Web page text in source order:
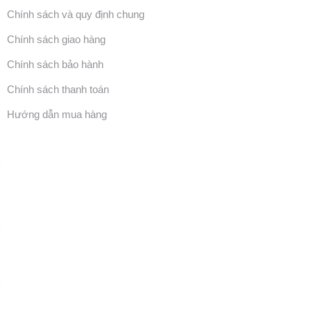
Chính sách và quy định chung
Chính sách giao hàng
Chính sách bảo hành
Chính sách thanh toán
Hướng dẫn mua hàng